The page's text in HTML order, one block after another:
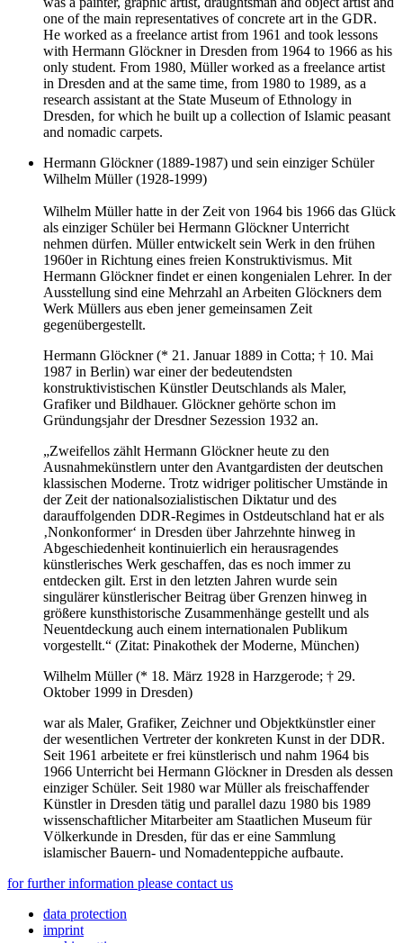
one of the main representatives of concrete art in the GDR.
He worked as a freelance artist from 1961 and took lessons
with Hermann Glöckner in Dresden from 1964 to 1966 as his
only student. From 1980, Müller worked as a freelance artist
in Dresden and at the same time, from 1980 to 1989, as a
research assistant at the State Museum of Ethnology in
Dresden, for which he built up a collection of Islamic peasant
and nomadic carpets.
Hermann Glöckner (1889-1987) und sein einziger Schüler
Wilhelm Müller (1928-1999)
Wilhelm Müller hatte in der Zeit von 1964 bis 1966 das Glück
als einziger Schüler bei Hermann Glöckner Unterricht
nehmen dürfen. Müller entwickelt sein Werk in den frühen
1960er in Richtung eines freien Konstruktivismus. Mit
Hermann Glöckner findet er einen kongenialen Lehrer. In der
Ausstellung sind eine Mehrzahl an Arbeiten Glöckners dem
Werk Müllers aus eben jener gemeinsamen Zeit
gegenübergestellt.
Hermann Glöckner (* 21 . Januar 1889 in Cotta; † 10. Mai
1987 in Berlin) war einer der bedeutendsten
konstruktivistischen Künstler Deutschlands als Maler,
Grafiker und Bildhauer. Glöckner gehörte schon im
Gründungsjahr der Dresdner Sezession 1932 an.
„Zweifellos zählt Hermann Glöckner heute zu den
Ausnahmekünstlern unter den Avantgardisten der deutschen
klassischen Moderne. Trotz widriger politischer Umstände in
der Zeit der nationalsozialistischen Diktatur und des
darauffolgenden DDR-Regimes in Ostdeutschland hat er als
‚Nonkonformer‘ in Dresden über Jahrzehnte hinweg in
Abgeschiedenheit kontinuierlich ein herausragendes
künstlerisches Werk geschaffen, das es noch immer zu
entdecken gilt. Erst in den letzten Jahren wurde sein
singulärer künstlerischer Beitrag über Grenzen hinweg in
größere kunsthistorische Zusammenhänge gestellt und als
Neuentdeckung auch einem internationalen Publikum
vorgestellt.“ (Zitat: Pinakothek der Moderne, München)
Wilhelm Müller (* 18. März 1928 in Harzgerode; † 29.
Oktober 1999 in Dresden)
war als Maler, Grafiker, Zeichner und Objektkünstler einer
der wesentlichen Vertreter der konkreten Kunst in der DDR.
Seit 1961 arbeitete er frei künstlerisch und nahm 1964 bis
1966 Unterricht bei Hermann Glöckner in Dresden als dessen
einziger Schüler. Seit 1980 war Müller als freischaffender
Künstler in Dresden tätig und parallel dazu 1980 bis 1989
wissenschaftlicher Mitarbeiter am Staatlichen Museum für
Völkerkunde in Dresden, für das er eine Sammlung
islamischer Bauern- und Nomadenteppiche aufbaute.
for further information please contact us
data protection
imprint